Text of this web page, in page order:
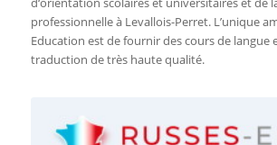
professionnelle à Levallois-Perret. L’unique
Education est de fournir des cours de langue
traduction de très haute qualité.